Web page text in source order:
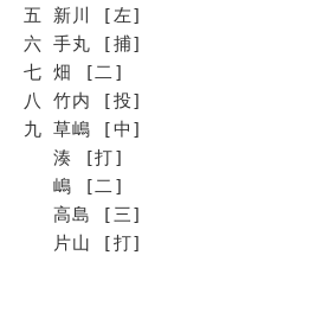
五 新川 [左]
六 手丸 [捕]
七 畑 [二]
八 竹内 [投]
九 草嶋 [中]
湊 [打]
嶋 [二]
高島 [三]
片山 [打]